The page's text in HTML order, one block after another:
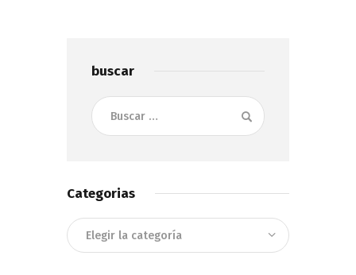
buscar
Buscar:
Categorias
Categorias